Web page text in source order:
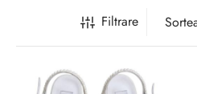
Filtrare